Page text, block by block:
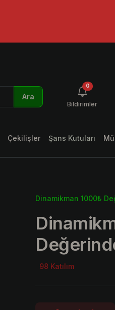
Ara
0
Bildirimler
Çekilişler Şans Kutuları
Dinamikman 1000₺
98 Katılım